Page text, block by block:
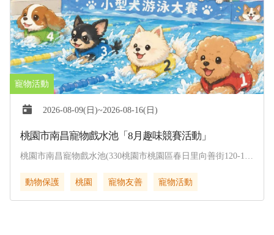
2026-08-09(日)~2026-08-16(日)
桃園市南昌寵物戲水池「8月趣味競賽活動」
桃園市南昌寵物戲水池(330桃園市桃園區春日里向善街120-1
動物保護
桃園 寵物友善 寵物活動